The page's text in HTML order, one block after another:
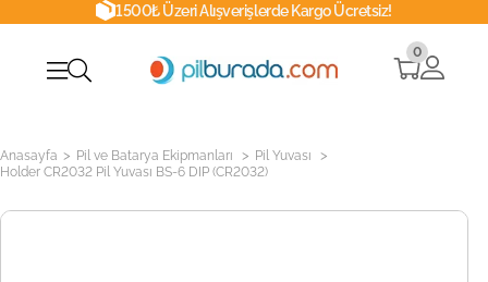
1500₺ Üzeri Alışverişlerde Kargo Ücretsiz!
0
Anasayfa > Pil ve Batarya Ekipmanları > Pil Yuvası >
Holder CR2032 Pil Yuvası BS-6 DIP (CR2032)